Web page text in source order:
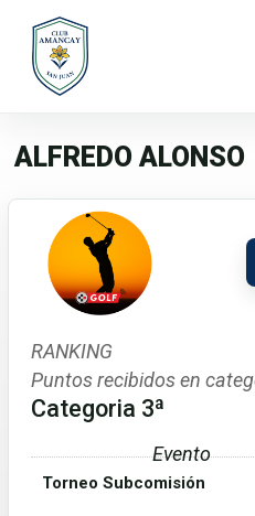
ALFREDO ALONSO
RANKING
Puntos recibidos en
Categoria 3ª
Evento
Torneo Subcomisión